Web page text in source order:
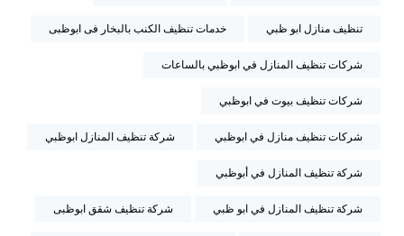
تنظيف منازل ابو ظبي خدمات تنظيف الكنب بالبخار فى ابوظبى
شركات تنظيف المنازل في ابوظبي بالساعات
شركات تنظيف بيوت في ابوظبي
شركات تنظيف منازل في ابوظبي شركة تنظيف المنازل ابوظبي
شركة تنظيف المنازل في أبوظبي
شركة تنظيف المنازل في ابو ظبي شركة تنظيف شقق ابوظبى